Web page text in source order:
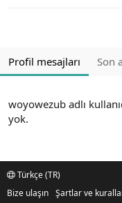
Profil mesajları Son
woyowezub adlı
yok.
Türkçe (TR)
Bize ulaşın Şartlar ve